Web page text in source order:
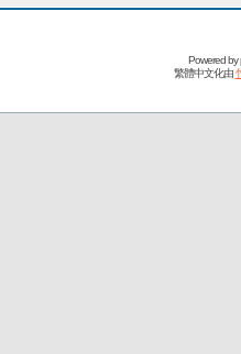
Powered by
繁體中文化由